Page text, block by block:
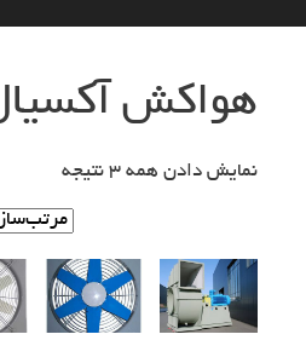
هواکش
نمایش دادن همه 3 نتیجه